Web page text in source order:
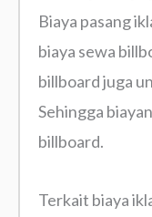
Biaya pasang
biaya sewa
billboard juga
Sehingga
billboard.
Terkait biaya